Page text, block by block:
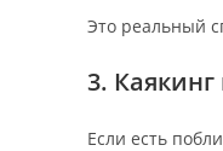
Это реальный
3.
Если есть